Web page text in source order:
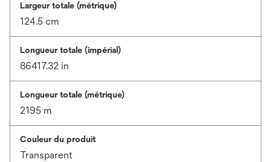
Largeur totale (métrique)
124.5 cm
Longueur totale (impérial)
86417.32 in
Longueur totale (métrique)
2195 m
Couleur du produit
Transparent